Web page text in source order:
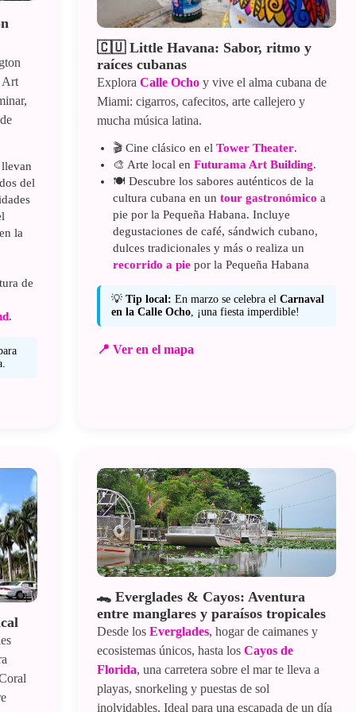
Art
del
la
de
.
🇨🇺 Little Havana: Sabor, ritmo y
raíces cubanas
ExploraCalle Ocho y vive el alma cubana de
Miami: cigarros, cafecitos, arte callejero y
mucha música latina.
🎬 Cine clásico en elTower Theater.
🎨 Arte local enFuturama Art Building.
🍽️ Descubre los sabores auténticos de la
cultura cubana en untour gastronómico a
pie por la Pequeña Habana. Incluye
degustaciones de café, sándwich cubano,
dulces tradicionales y más o realiza un
recorrido a pie por la Pequeña Habana
💡Tip local: En marzo se celebra elCarnaval
en la Calle Ocho, ¡una fiesta imperdible!
📍 Ver en el mapa
🐊 Everglades & Cayos: Aventura
entre manglares y paraísos tropicales
Desde losEverglades, hogar de caimanes y
ecosistemas únicos, hasta losCayos de
Florida, una carretera sobre el mar te lleva a
playas, snorkeling y puestas de sol
inolvidables. Ideal para una escapada de un día